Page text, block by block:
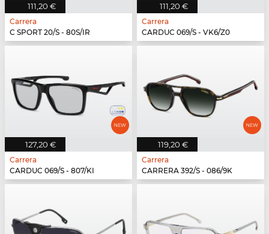
111,20 €
Carrera
C SPORT 20/S - 80S/IR
111,20 €
Carrera
CARDUC 069/S - VK6/Z0
127,20 €
Carrera
CARDUC 069/S - 807/KI
119,20 €
Carrera
CARRERA 392/S - 086/9K